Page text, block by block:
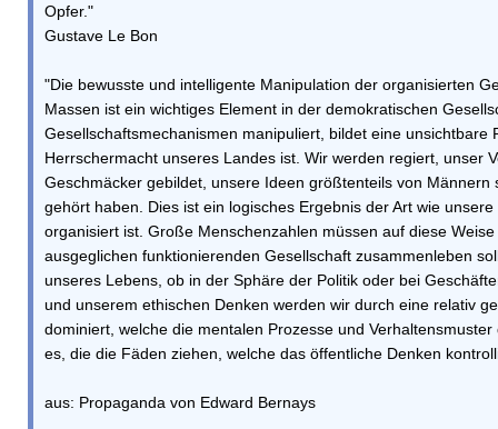
Opfer."
Gustave Le Bon
"Die bewusste und intelligente Manipulation der organisierten
Massen ist ein wichtiges Element in der demokratischen
Gesellschaftsmechanismen manipuliert, bildet eine unsichtbare
Herrschermacht unseres Landes ist. Wir werden regiert, unser
Geschmäcker gebildet, unsere Ideen größtenteils von Männern
gehört haben. Dies ist ein logisches Ergebnis der Art wie
organisiert ist. Große Menschenzahlen müssen auf diese
ausgeglichen funktionierenden Gesellschaft zusammenleben
unseres Lebens, ob in der Sphäre der Politik oder bei
und unserem ethischen Denken werden wir durch eine relativ
dominiert, welche die mentalen Prozesse und
es, die die Fäden ziehen, welche das öffentliche Denken
aus: Propaganda von Edward Bernays